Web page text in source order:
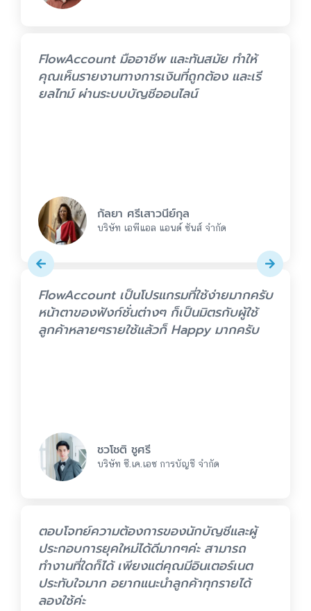
FlowAccount มืออาชีพ และทันสมัย ทำให้
คุณเห็นรายงานทางการเงินที่ถูกต้อง และเรี
ยลไทม์ ผ่านระบบบัญชีออนไลน์
กัลยา ศรีเสาวนีย์กุล
บริษัท เอพีแอล แอนด์ ซันส์ จำกัด
FlowAccount เป็นโปรแกรมที่ใช้ง่ายมากครับ
หน้าตาของฟังก์ชั่นต่างๆ ก็เป็นมิตรกับผู้ใช้
ลูกค้าหลายๆรายใช้แล้วก็ Happy มากครับ
ชวโชติ ชูศรี
บริษัท ซี.เค.เอซ การบัญชี จำกัด
ตอบโจทย์ความต้องการของนักบัญชีและผู้
ประกอบการยุคใหม่ได้ดีมากๆค่ะ สามารถ
ทำงานที่ใดก็ได้ เพียงแต่คุณมีอินเตอร์เนต
ประทับใจมาก อยากแนะนำลูกค้าทุกรายได้
ลองใช้ค่ะ